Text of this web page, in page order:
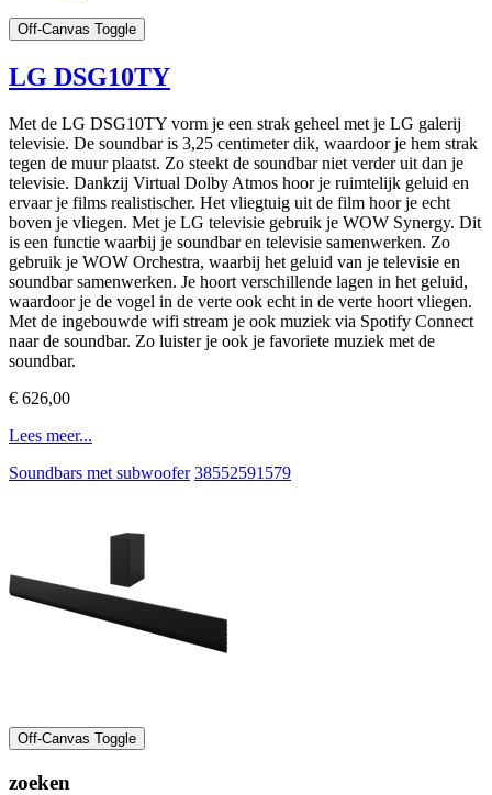
Off-Canvas Toggle
LG DSG10TY
Met de LG DSG10TY vorm je een strak geheel met je LG galerij
televisie. De soundbar is 3,25 centimeter dik, waardoor je hem strak
tegen de muur plaatst. Zo steekt de soundbar niet verder uit dan je
televisie. Dankzij Virtual Dolby Atmos hoor je ruimtelijk geluid en
ervaar je films realistischer. Het vliegtuig uit de film hoor je echt
boven je vliegen. Met je LG televisie gebruik je WOW Synergy. Dit
is een functie waarbij je soundbar en televisie samenwerken. Zo
gebruik je WOW Orchestra, waarbij het geluid van je televisie en
soundbar samenwerken. Je hoort verschillende lagen in het geluid,
waardoor je de vogel in de verte ook echt in de verte hoort vliegen.
Met de ingebouwde wifi stream je ook muziek via Spotify Connect
naar de soundbar. Zo luister je ook je favoriete muziek met de
soundbar.
€ 626,00
Lees meer...
Soundbars met subwoofer 38552591579
Off-Canvas Toggle
zoeken